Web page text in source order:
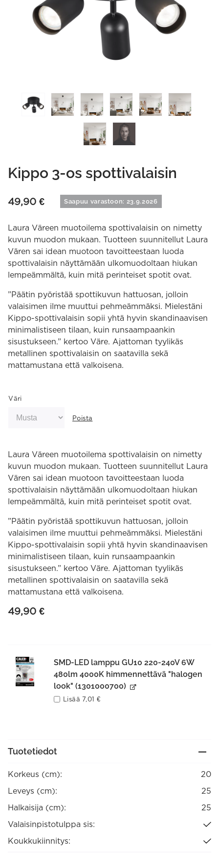
Kippo 3-os spottivalaisin
49,90 € Saapuu varastoon: 23.9.2026
Laura Väreen muotoilema spottivalaisin on nimetty
kuvun muodon mukaan. Tuotteen suunnitellut Laura
Vären sai idean muotoon tavoitteestaan luoda
spottivalaisin näyttämään ulkomuodoltaan hiukan
lempeämmältä, kuin mitä perinteiset spotit ovat.
”Päätin pyöristää spottikuvun hattuosan, jolloin
valaisimen ilme muuttui pehmeämmäksi. Mielestäni
Kippo-spottivalaisin sopii yhtä hyvin skandinaavisen
minimalistiseen tilaan, kuin runsaampaankin
sisustukseen.” kertoo Väre. Ajattoman tyylikäs
metallinen spottivalaisin on saatavilla sekä
mattamustana että valkoisena.
Väri
Poista
Laura Väreen muotoilema spottivalaisin on nimetty
kuvun muodon mukaan. Tuotteen suunnitellut Laura
Vären sai idean muotoon tavoitteestaan luoda
spottivalaisin näyttämään ulkomuodoltaan hiukan
lempeämmältä, kuin mitä perinteiset spotit ovat.
”Päätin pyöristää spottikuvun hattuosan, jolloin
valaisimen ilme muuttui pehmeämmäksi. Mielestäni
Kippo-spottivalaisin sopii yhtä hyvin skandinaavisen
minimalistiseen tilaan, kuin runsaampaankin
sisustukseen.” kertoo Väre. Ajattoman tyylikäs
metallinen spottivalaisin on saatavilla sekä
mattamustana että valkoisena.
49,90 €
SMD-LED lamppu GU10 220-240V 6W
480lm 4000K himmennettävä "halogen
look" (1301000700)
Lisää 7,01 €
Tuotetiedot
Korkeus (cm):
20
Leveys (cm):
25
Halkaisija (cm):
25
Valaisinpistotulppa sis:
Koukkukiinnitys: